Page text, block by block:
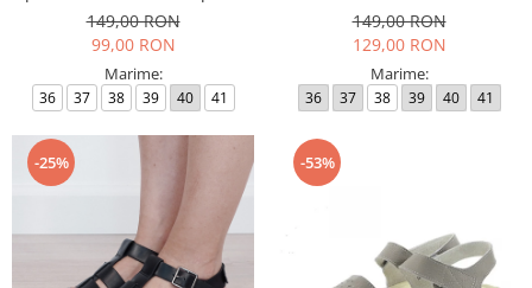
1872 M12
149,00 RON
99,00 RON
Marime:
36 37 38 39 40 41
149,00 RON
129,00 RON
Marime:
36 37 38 39 40 41
-25% -53%